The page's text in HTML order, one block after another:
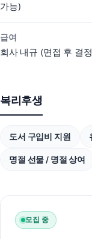
문의 솔루션 복수
기타 / 전체 상
회사명
연락처
가능)
급여
회사 내규 (면접 후 결
복리후생
도서 구입비 지원
명절 선물 / 명절 상여
모집 중